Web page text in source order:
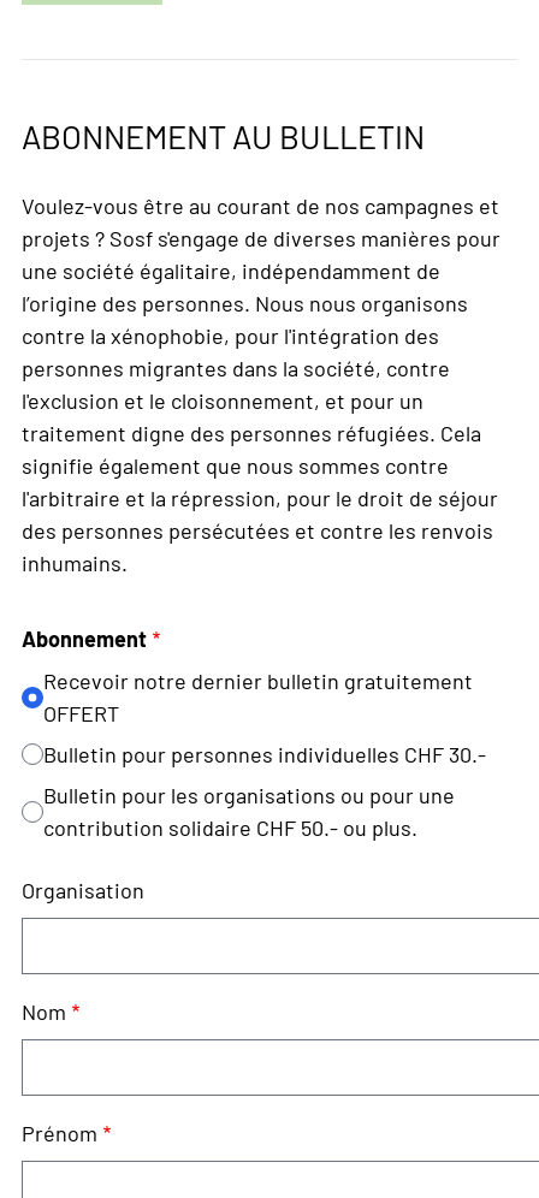
ABONNEMENT AU BULLETIN
Voulez-vous être au courant de nos campagnes et
projets ? Sosf s'engage de diverses manières pour
une société égalitaire, indépendamment de
l’origine des personnes. Nous nous organisons
contre la xénophobie, pour l'intégration des
personnes migrantes dans la société, contre
l'exclusion et le cloisonnement, et pour un
traitement digne des personnes réfugiées. Cela
signifie également que nous sommes contre
l'arbitraire et la répression, pour le droit de séjour
des personnes persécutées et contre les renvois
inhumains.
Abonnement
Recevoir notre dernier bulletin gratuitement
OFFERT
Bulletin pour personnes individuelles CHF 30.-
Bulletin pour les organisations ou pour une
contribution solidaire CHF 50.- ou plus.
Organisation
Nom
Prénom